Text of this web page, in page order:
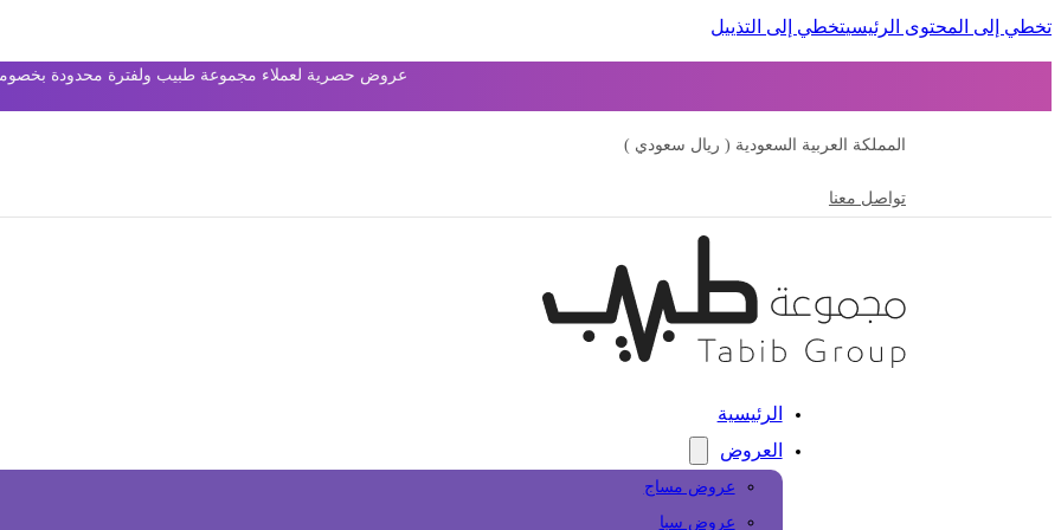
تخطي إلى المحتوى الرئيسيتخطي إلى التذييل
عروض حصرية لعملاء مجموعة طبيب ولفترة محدودة بخصومات
المملكة العربية السعودية ( ريال سعودي )
تواصل معنا
الرئيسية
العروض
عروض مساج
عروض سبا